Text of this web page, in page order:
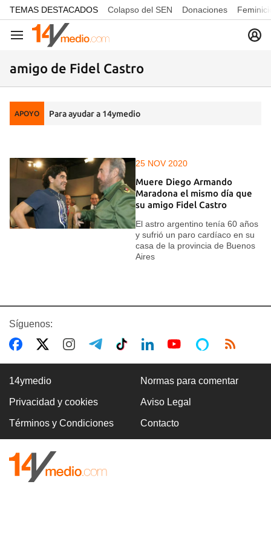
common.go-to-content
TEMAS DESTACADOS Colapso del SEN Donaciones
Navegación
amigo de Fidel Castro
APOYO Para ayudar a 14ymedio
25 NOV 2020
Muere Diego Armando
Maradona el mismo día que
su amigo Fidel Castro
El astro argentino tenía 60 años
y sufrió un paro cardíaco en su
casa de la provincia de Buenos
Aires
Síguenos:
14ymedio Normas para comentar
Privacidad y cookies Aviso Legal
Términos y Condiciones Contacto